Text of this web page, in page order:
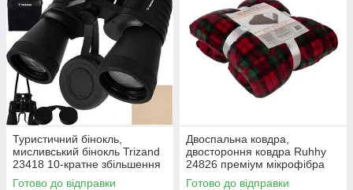
Туристичний бінокль,
мисливський бінокль Trizand
23418 10-кратне збільшення
50 мм
Готово до відправки
Двоспальна ковдра,
двостороння ковдра Ruhhy
24826 преміум мікрофібра
160х200
Готово до відправки